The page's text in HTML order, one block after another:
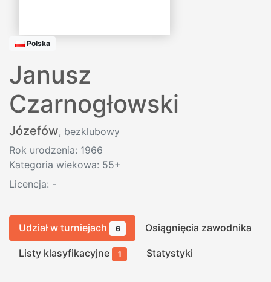
Polska
Janusz
Czarnogłowski
Józefów, bezklubowy
Rok urodzenia: 1966
Kategoria wiekowa: 55+
Licencja: -
Udział w turniejach 6 Osiągnięcia zawodnika
Listy klasyfikacyjne 1 Statystyki